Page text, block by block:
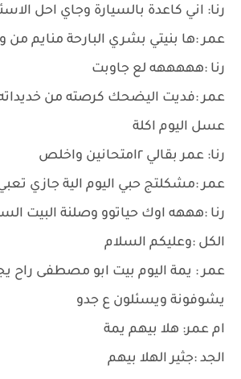
رنا: اني كاعدة بالسيارة وجاي احل
عمر :ها بنيتي بشري البارحة منايم من
رنا :هههههه لع جاوبت
عمر :فديت اليضحك كرصته من
عسل اليوم اكلة
رنا: عمر بقالي ٢امتحانين واخلص
عمر :مشكلتج حبي اليوم الية جازي
رنا :هههه اوك حياتوو وصلنة البيت
الكل :وعليكم السلام
عمر : يمة اليوم بيت ابو مصطفى راح
يشوفونة ويسئلون ع جدو
ام عمر: هلا بيهم يمة
الجد :جثير الهلا بيهم